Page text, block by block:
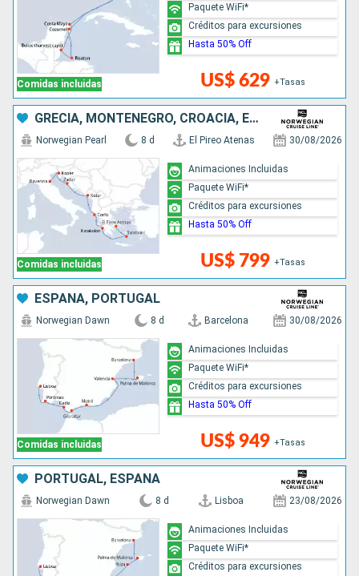
Comidas incluidas US$ 629 +Tasas
Paquete WiFi*
Créditos para excursiones
Hasta 50% Off
GRECIA, MONTENEGRO, CROACIA, ESLOVENIA, ITALIA
Comidas incluidas
Norwegian Pearl 8 d El Pireo Atenas 30/08/2026
US$ 799 +Tasas
Animaciones Incluidas
Paquete WiFi*
Créditos para excursiones
Hasta 50% Off
ESPAÑA, PORTUGAL
Comidas incluidas
Norwegian Dawn 8 d Barcelona 30/08/2026
US$ 949 +Tasas
Animaciones Incluidas
Paquete WiFi*
Créditos para excursiones
Hasta 50% Off
PORTUGAL, ESPAÑA
Norwegian Dawn 8 d Lisboa 23/08/2026
Animaciones Incluidas
Paquete WiFi*
Créditos para excursiones